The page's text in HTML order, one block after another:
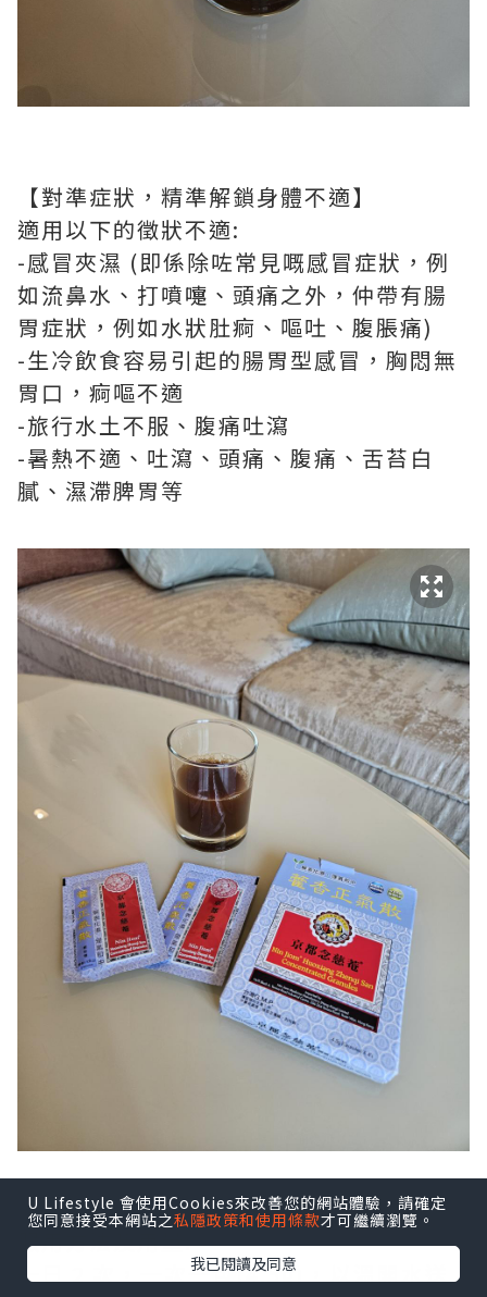
【對準症狀，精準解鎖身體不適】
適用以下的徵狀不適:
-感冒夾濕 (即係除咗常見嘅感冒症狀，例
如流鼻水、打噴嚏、頭痛之外，仲帶有腸
胃症狀，例如水狀肚痾、嘔吐、腹脹痛)
-生冷飲食容易引起的腸胃型感冒，胸悶無
胃口，痾嘔不適
-旅行水土不服、腹痛吐瀉
-暑熱不適、吐瀉、頭痛、腹痛、舌苔白
膩、濕滯脾胃等
服用方法及用量:
一日 2 次，一次一包(4.5g)，以溫開水送
U Lifestyle 會使用Cookies來改善您的網站體驗，請確定
您同意接受本網站之私隱政策和使用條款才可繼續瀏覽。
我已閱讀及同意